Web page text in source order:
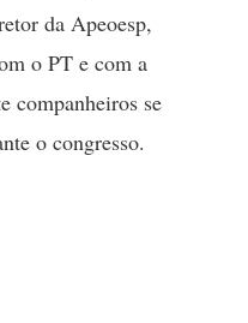
da Apeoesp,
o PT e com a
companheiros se
o congresso.